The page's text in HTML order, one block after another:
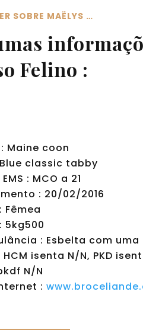
SOBRE MAËLYS …
Felino :
Maine coon
classic tabby
: MCO a 21
: 20/02/2016
Fêmea
5kg500
: Esbelta com
HCM isenta N/N, PKD
N/N
: